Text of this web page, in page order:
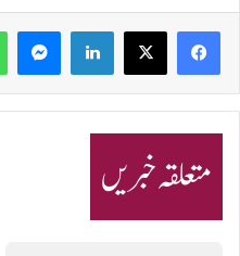
LinkedIn
متعلقہ خبریں